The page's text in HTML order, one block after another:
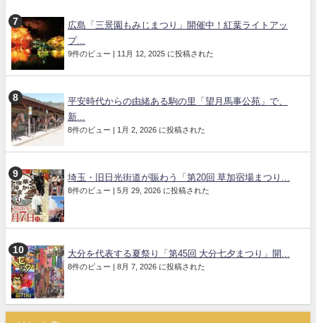
広島「三景園もみじまつり」開催中！紅葉ライトアッ
プ...
9件のビュー | 11月 12, 2025 に投稿された
平安時代からの由緒ある駒の里「望月馬事公苑」で、
新...
8件のビュー | 1月 2, 2026 に投稿された
埼玉・旧日光街道が賑わう「第20回 草加宿場まつり...
8件のビュー | 5月 29, 2026 に投稿された
大分を代表する夏祭り「第45回 大分七夕まつり」開...
8件のビュー | 8月 7, 2026 に投稿された